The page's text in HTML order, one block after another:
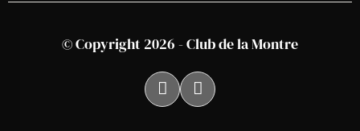
© Copyright 2026 - Club de la Montre